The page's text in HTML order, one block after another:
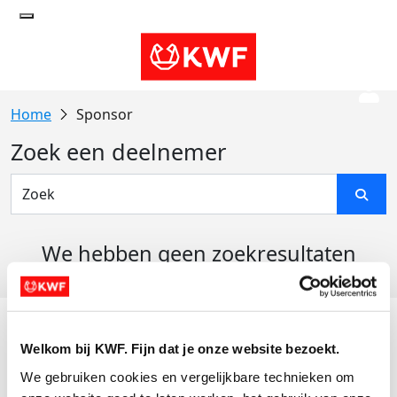
Welkom bij KWF. Fijn dat je onze website bezoekt.
We gebruiken cookies en vergelijkbare technieken om
Sponsor
Zoek een deelnemer
We hebben geen zoekresultaten
Actiematerialen
Evenementen